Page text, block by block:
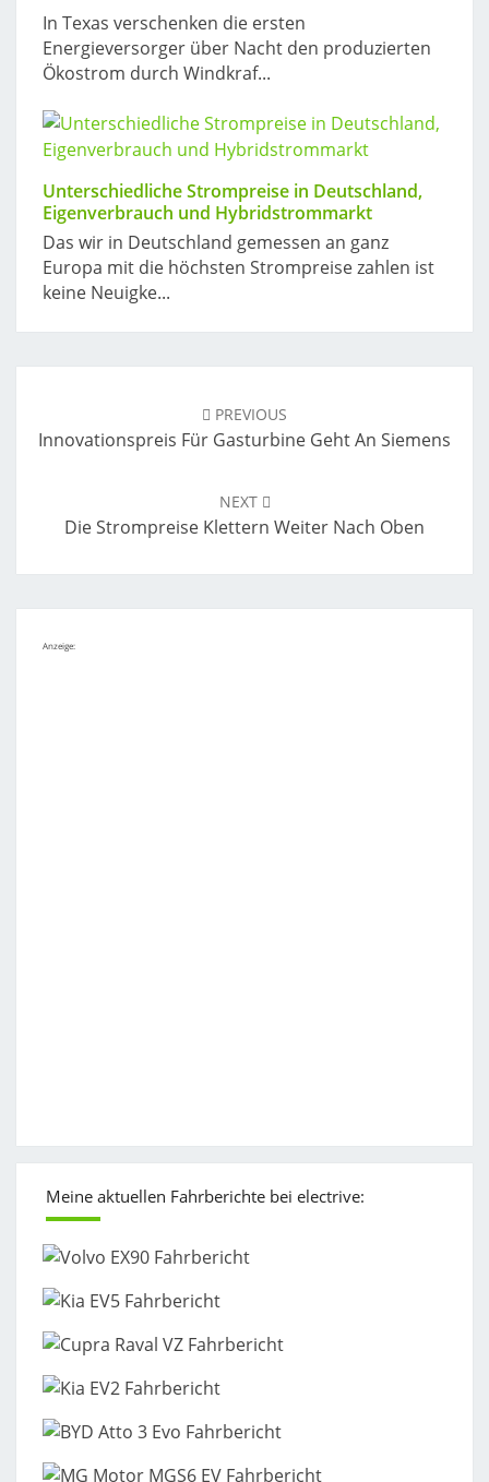
In Texas verschenken die ersten
Energieversorger über Nacht den produzierten
Ökostrom durch Windkraf...
Unterschiedliche Strompreise in Deutschland,
Eigenverbrauch und Hybridstrommarkt
Das wir in Deutschland gemessen an ganz
Europa mit die höchsten Strompreise zahlen ist
keine Neuigke...
PREVIOUS
Innovationspreis Für Gasturbine Geht An Siemens
NEXT
Die Strompreise Klettern Weiter Nach Oben
Anzeige:
Meine aktuellen Fahrberichte bei electrive: